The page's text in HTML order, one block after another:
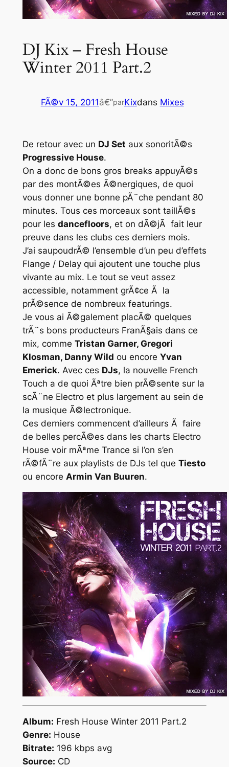
DJ Kix – Fresh House
Winter 2011 Part.2
FÃ©v 15, 2011â€”parKixdans Mixes
De retour avec un DJ Set aux sonoritÃ©s
Progressive House.
On a donc de bons gros breaks appuyÃ©s
par des montÃ©es Ã©nergiques, de quoi
vous donner une bonne pÃ¨che pendant 80
minutes. Tous ces morceaux sont taillÃ©s
pour les dancefloors, et on dÃ©jÃ fait leur
preuve dans les clubs ces derniers mois.
J’ai saupoudrÃ© l’ensemble d’un peu d’effets
Flange / Delayqui ajoutent une touche plus
vivante au mix. Le tout se veut assez
accessible, notamment grÃ¢ce Ã la
prÃ©sence de nombreux featurings.
Je vous ai Ã©galement placÃ© quelques
trÃ¨s bons producteurs FranÃ§ais dans ce
mix, comme Tristan Garner, Gregori
Klosman, Danny Wild ou encore Yvan
Emerick. Avec ces DJs, la nouvelle French
Touch a de quoi Ãªtre bien prÃ©sente sur la
scÃ¨ne Electroet plus largement au sein de
la musique Ã©lectronique.
Ces derniers commencent d’ailleurs Ã faire
de belles percÃ©es dans les charts Electro
House voir mÃªme Trance si l’on s’en
rÃ©fÃ¨re aux playlists de DJs tel que Tiesto
ou encore Armin Van Buuren.
Album: Fresh House Winter 2011 Part.2
Genre: House
Bitrate: 196 kbps avg
Source: CD